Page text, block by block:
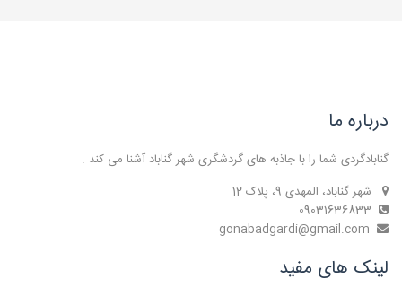
درباره ما
گنابادگردی شما را با جاذبه های گردشگری شهر گناباد آشنا می کند .
شهر گناباد، المهدی 9، پلاک 12
لینک های مفید